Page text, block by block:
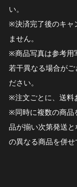
い。
※決済完了後のキャ
ません。
※商品写真は参考用
若干異なる場合が
ださい。
※注文ごとに、送料
※同時に複数の商品
品が揃い次第発送
の異なる商品を併せ